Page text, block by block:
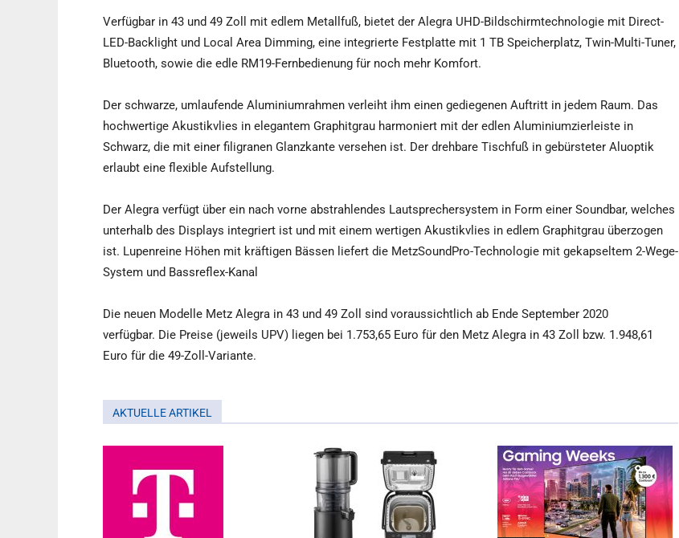
Verfügbar in 43 und 49 Zoll mit edlem Metallfuß, bietet der Alegra UHD-Bildschirmtechnologie mit Direct-
LED-Backlight und Local Area Dimming, eine integrierte Festplatte mit 1 TB Speicherplatz, Twin-Multi-Tuner,
Bluetooth, sowie die edle RM19-Fernbedienung für noch mehr Komfort.
Der schwarze, umlaufende Aluminiumrahmen verleiht ihm einen gediegenen Auftritt in jedem Raum. Das
hochwertige Akustikvlies in elegantem Graphitgrau harmoniert mit der edlen Aluminiumzierleiste in
Schwarz, die mit einer filigranen Glanzkante versehen ist. Der drehbare Tischfuß in gebürsteter Aluoptik
erlaubt eine flexible Aufstellung.
Der Alegra verfügt über ein nach vorne abstrahlendes Lautsprechersystem in Form einer Soundbar, welches
unterhalb des Displays integriert ist und mit einem wertigen Akustikvlies in edlem Graphitgrau überzogen
ist. Lupenreine Höhen mit kräftigen Bässen liefert die MetzSoundPro-Technologie mit gekapseltem 2-Wege-
System und Bassreflex-Kanal
Die neuen Modelle Metz Alegra in 43 und 49 Zoll sind voraussichtlich ab Ende September 2020
verfügbar. Die Preise (jeweils UPV) liegen bei 1.753,65 Euro für den Metz Alegra in 43 Zoll bzw. 1.948,61
Euro für die 49-Zoll-Variante.
AKTUELLE ARTIKEL